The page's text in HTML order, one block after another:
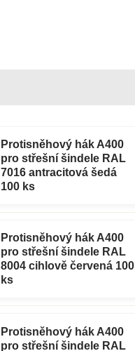
Protisněhový hák A400
pro střešní šindele RAL
7016 antracitová šedá
100 ks
Protisněhový hák A400
pro střešní šindele RAL
8004 cihlově červená 100
ks
Protisněhový hák A400
pro střešní šindele RAL